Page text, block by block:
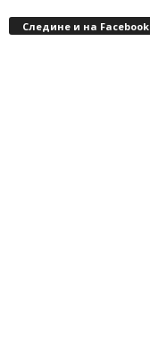
Следине и на Facebook